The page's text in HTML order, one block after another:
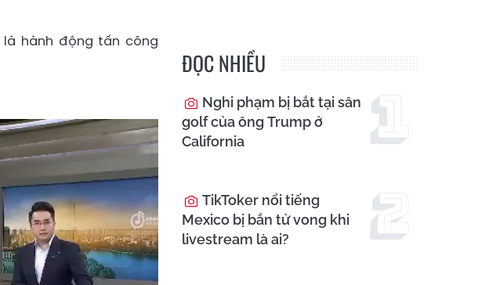
là hành động tấn công
ĐỌC NHIỀU
Nghi phạm bị bắt tại sân
golf của ông Trump ở
California
TikToker nổi tiếng
Mexico bị bắn tử vong khi
livestream là ai?